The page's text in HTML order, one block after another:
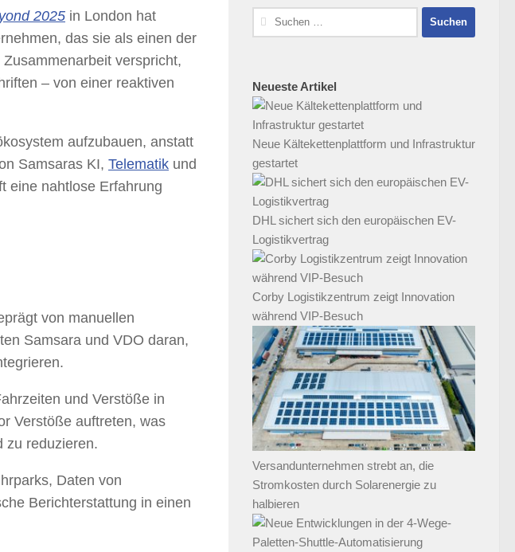
2025 in London hat
das sie als einen der
verspricht,
– von einer reaktiven
aufzubauen, anstatt
Samsaras KI, Telematik und
eine nahtlose Erfahrung
von manuellen
Samsara und VDO daran,
und Verstöße in
Verstöße auftreten, was
zu reduzieren.
Daten von
Berichterstattung in einen
Suchen
nach:
Neueste Artikel
Neue Kältekettenplattform und Infrastruktur
gestartet
DHL sichert sich den europäischen EV-
Logistikvertrag
Corby Logistikzentrum zeigt Innovation
während VIP-Besuch
Versandunternehmen strebt an, die
Stromkosten durch Solarenergie zu
halbieren